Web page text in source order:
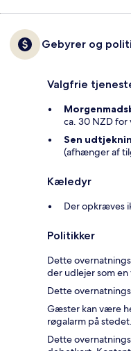
Gebyrer og
Valgfrie
ca. 30 NZD for
Sen
(afhænger af
Kæledyr
Der opkræves
Politikker
Dette
der udlejer som
Dette
Gæster kan være
røgalarm på stedet.
Dette